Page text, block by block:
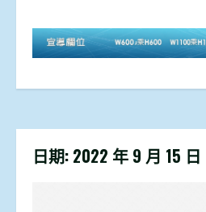
日期: 2022 年 9 月 15 日